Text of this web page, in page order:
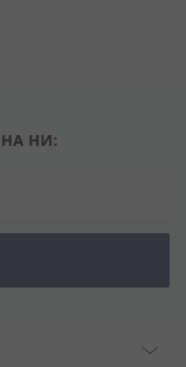
НИ: